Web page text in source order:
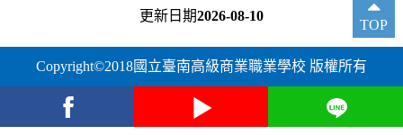
更新日期2026-08-10
Copyright©2018國立臺南高級商業職業學校 版權所有
TOP